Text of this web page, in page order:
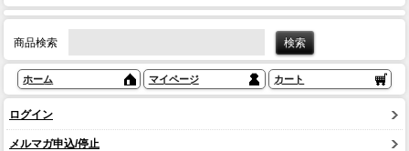
商品検索
ホーム マイページ カート
ログイン
メルマガ申込/停止